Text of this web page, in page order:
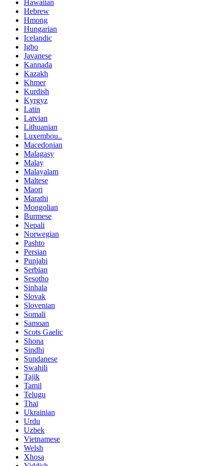
Hawaiian
Hebrew
Hmong
Hungarian
Icelandic
Igbo
Javanese
Kannada
Kazakh
Khmer
Kurdish
Kyrgyz
Latin
Latvian
Lithuanian
Luxembou..
Macedonian
Malagasy
Malay
Malayalam
Maltese
Maori
Marathi
Mongolian
Burmese
Nepali
Norwegian
Pashto
Persian
Punjabi
Serbian
Sesotho
Sinhala
Slovak
Slovenian
Somali
Samoan
Scots Gaelic
Shona
Sindhi
Sundanese
Swahili
Tajik
Tamil
Telugu
Thai
Ukrainian
Urdu
Uzbek
Vietnamese
Welsh
Xhosa